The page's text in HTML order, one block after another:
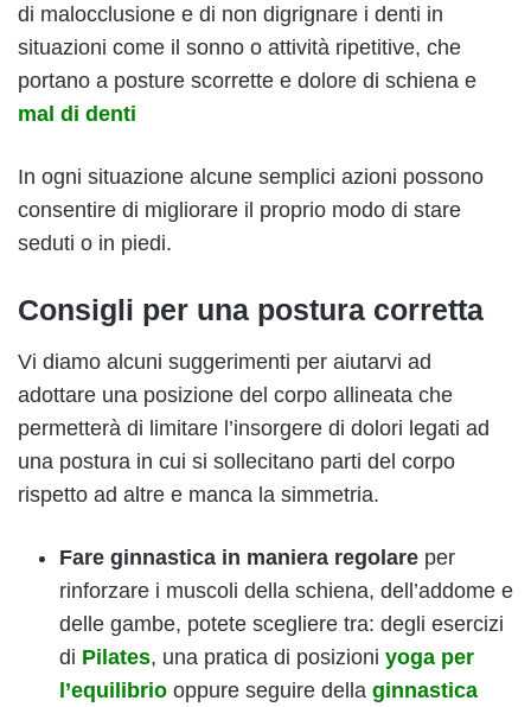
di malocclusione e di non digrignare i denti in
situazioni come il sonno o attività ripetitive, che
portano a posture scorrette e dolore di schiena e
mal di denti
In ogni situazione alcune semplici azioni possono
consentire di migliorare il proprio modo di stare
seduti o in piedi.
Consigli per una postura corretta
Vi diamo alcuni suggerimenti per aiutarvi ad
adottare una posizione del corpo allineata che
permetterà di limitare l’insorgere di dolori legati ad
una postura in cui si sollecitano parti del corpo
rispetto ad altre e manca la simmetria.
Fare ginnastica in maniera regolare per
rinforzare i muscoli della schiena, dell’addome e
delle gambe, potete scegliere tra: degli esercizi
di Pilates, una pratica di posizioni yoga per
l’equilibrio oppure seguire della ginnastica